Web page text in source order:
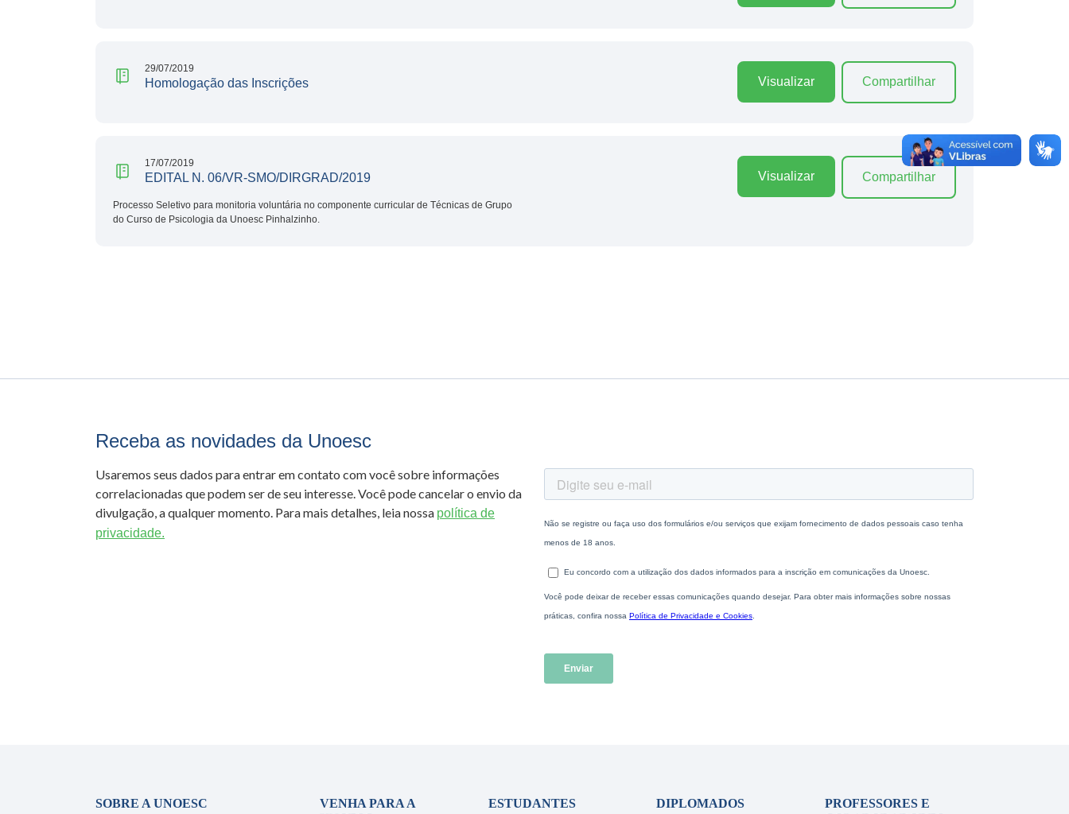
29/07/2019
Homologação das Inscrições Visualizar Compartilhar
17/07/2019
EDITAL N. 06/VR-SMO/DIRGRAD/2019
Processo Seletivo para monitoria voluntária no componente curricular de Técnicas de Grupo
do Curso de Psicologia da Unoesc Pinhalzinho.
Visualizar Compartilhar
Receba as novidades da Unoesc
Usaremos seus dados para entrar em contato com você sobre informações
correlacionadas que podem ser de seu interesse. Você pode cancelar o envio da
divulgação, a qualquer momento. Para mais detalhes, leia nossa política de
privacidade.
SOBRE A UNOESC
VENHA PARA A
ESTUDANTES
DIPLOMADOS
PROFESSORES E